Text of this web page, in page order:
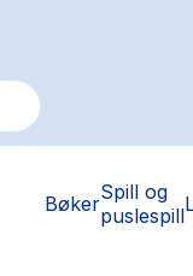
BøkerSpill og
puslespill